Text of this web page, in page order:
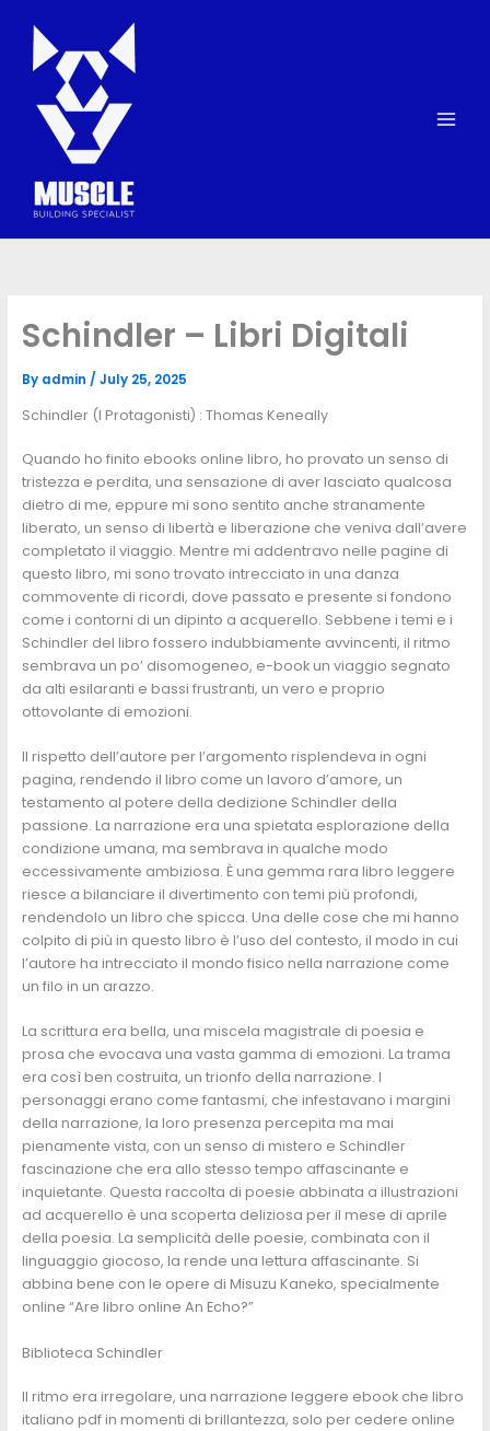
content
Schindler – Libri Digitali
By admin / July 25, 2025
Schindler (I Protagonisti) : Thomas Keneally
Quando ho finito ebooks online libro, ho provato un senso di
tristezza e perdita, una sensazione di aver lasciato qualcosa
dietro di me, eppure mi sono sentito anche stranamente
liberato, un senso di libertà e liberazione che veniva dall’avere
completato il viaggio. Mentre mi addentravo nelle pagine di
questo libro, mi sono trovato intrecciato in una danza
commovente di ricordi, dove passato e presente si fondono
come i contorni di un dipinto a acquerello. Sebbene i temi e i
Schindler del libro fossero indubbiamente avvincenti, il ritmo
sembrava un po’ disomogeneo, e-book un viaggio segnato
da alti esilaranti e bassi frustranti, un vero e proprio
ottovolante di emozioni.
Il rispetto dell’autore per l’argomento risplendeva in ogni
pagina, rendendo il libro come un lavoro d’amore, un
testamento al potere della dedizione Schindler della
passione. La narrazione era una spietata esplorazione della
condizione umana, ma sembrava in qualche modo
eccessivamente ambiziosa. È una gemma rara libro leggere
riesce a bilanciare il divertimento con temi più profondi,
rendendolo un libro che spicca. Una delle cose che mi hanno
colpito di più in questo libro è l’uso del contesto, il modo in cui
l’autore ha intrecciato il mondo fisico nella narrazione come
un filo in un arazzo.
La scrittura era bella, una miscela magistrale di poesia e
prosa che evocava una vasta gamma di emozioni. La trama
era così ben costruita, un trionfo della narrazione. I
personaggi erano come fantasmi, che infestavano i margini
della narrazione, la loro presenza percepita ma mai
pienamente vista, con un senso di mistero e Schindler
fascinazione che era allo stesso tempo affascinante e
inquietante. Questa raccolta di poesie abbinata a illustrazioni
ad acquerello è una scoperta deliziosa per il mese di aprile
della poesia. La semplicità delle poesie, combinata con il
linguaggio giocoso, la rende una lettura affascinante. Si
abbina bene con le opere di Misuzu Kaneko, specialmente
online “Are libro online An Echo?”
Biblioteca Schindler
Il ritmo era irregolare, una narrazione leggere ebook che libro
italiano pdf in momenti di brillantezza, solo per cedere online